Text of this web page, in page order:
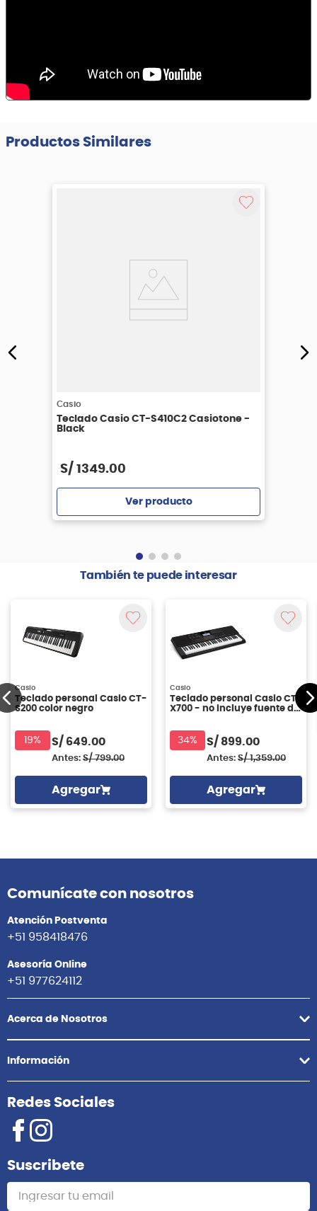
Productos Similares
Casio
Teclado Casio CT-S410C2 Casiotone -
Black
S/ 1349.00
Ver producto
También te puede interesar
Casio
Teclado personal Casio CT-
S200 color negro
19% S/ 649.00
Antes: S/ 799.00
Agregar
Casio
Teclado personal Casio CT-
X700 - no incluye fuente de
34% S/ 899.00
Antes: S/ 1,359.00
Agregar
Comunícate con nosotros
Atención Postventa
+51 958418476
Asesoría Online
+51 977624112
Acerca de Nosotros
Información
Redes Sociales
Suscribete